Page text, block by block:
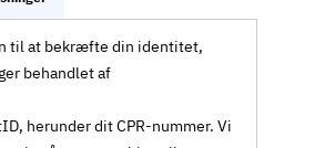
til at bekræfte din identitet,
behandlet af
herunder dit CPR-nummer. Vi